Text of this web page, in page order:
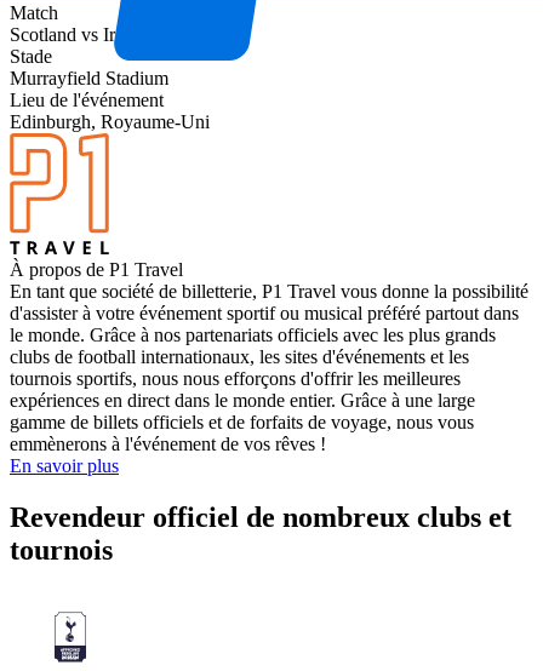
Match
Scotland vs Ireland
Stade
Murrayfield Stadium
Lieu de l'événement
Edinburgh, Royaume-Uni
À propos de P1 Travel
En tant que société de billetterie, P1 Travel vous donne la possibilité
d'assister à votre événement sportif ou musical préféré partout dans
le monde. Grâce à nos partenariats officiels avec les plus grands
clubs de football internationaux, les sites d'événements et les
tournois sportifs, nous nous efforçons d'offrir les meilleures
expériences en direct dans le monde entier. Grâce à une large
gamme de billets officiels et de forfaits de voyage, nous vous
emmènerons à l'événement de vos rêves !
En savoir plus
Revendeur officiel de nombreux clubs et
tournois